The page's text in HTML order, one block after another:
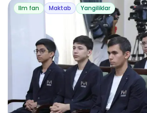
Ilm fan Maktab Yangiliklar